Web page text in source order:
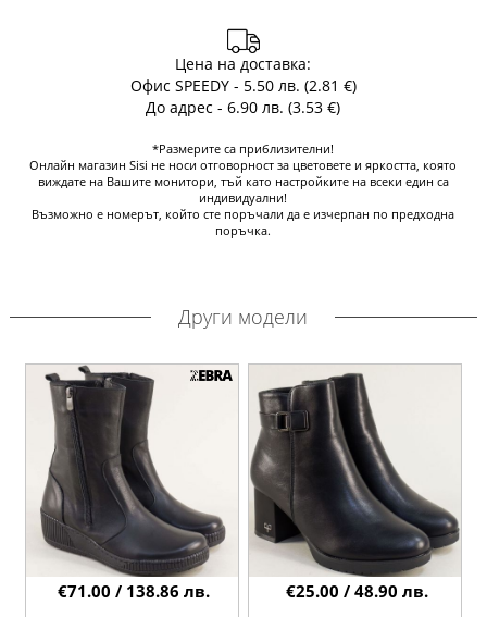
Цена на доставка:
Офис SPEEDY - 5.50 лв. (2.81 €)
До адрес - 6.90 лв. (3.53 €)
*Размерите са приблизителни!
Онлайн магазин Sisi не носи отговорност за цветовете и яркостта, която
виждате на Вашите монитори, тъй като настройките на всеки един са
индивидуални!
Възможно е номерът, който сте поръчали да е изчерпан по предходна
поръчка.
Други модели
€71.00 / 138.86 лв. €25.00 / 48.90 лв.